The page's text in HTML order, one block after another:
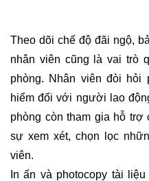
Theo dõi chế độ đãi ngộ,
nhân viên cũng là vai trò
phòng. Nhân viên đòi
hiểm đối với người lao
phòng còn tham gia hỗ trợ
sự xem xét, chọn lọc
viên.
In ấn và photocopy tài